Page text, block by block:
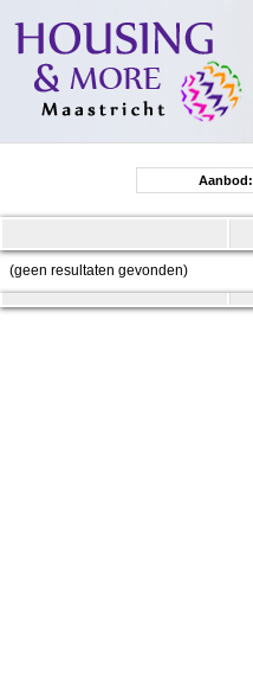
Aanbod:
(geen resultaten gevonden)